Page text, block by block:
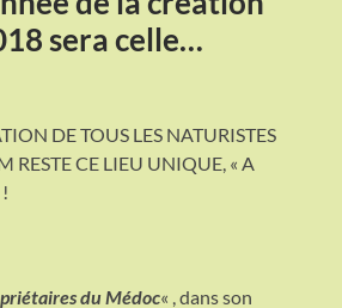
sera celle…
DE TOUS LES NATURISTES
RESTE CE LIEU UNIQUE, « A
du Médoc« , dans son